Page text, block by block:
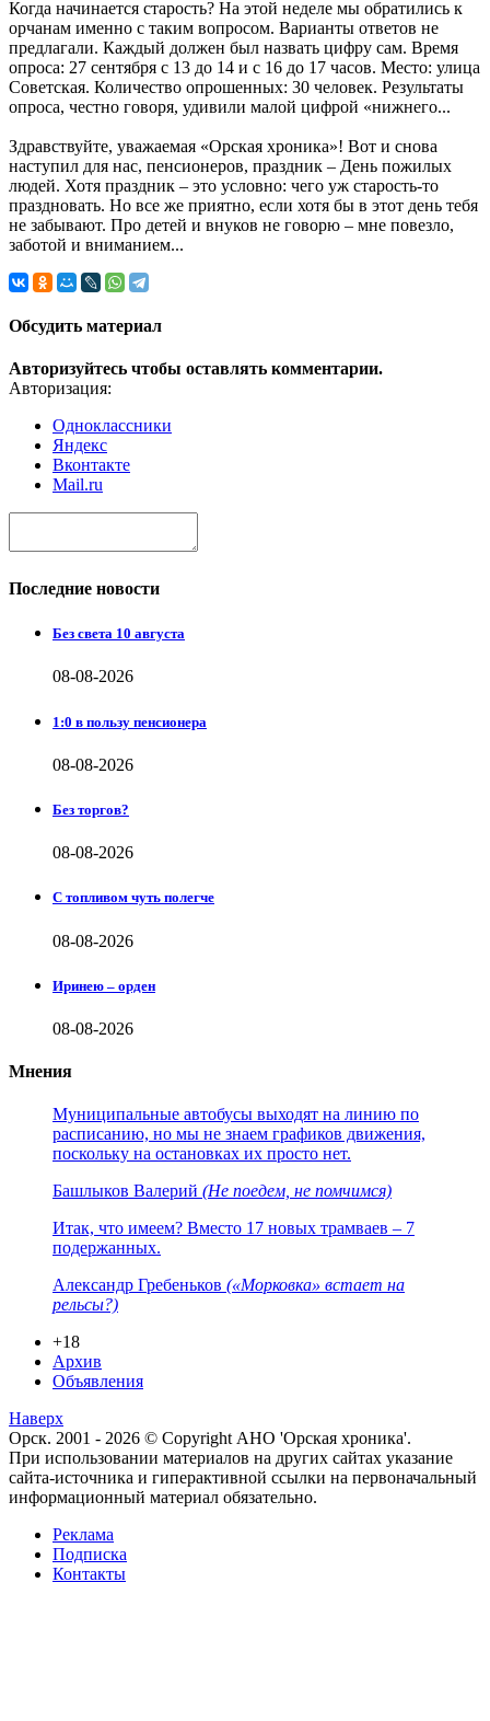
Когда начинается старость? На этой неделе мы обратились к
орчанам именно с таким вопросом. Варианты ответов не
предлагали. Каждый должен был назвать цифру сам. Время
опроса: 27 сентября с 13 до 14 и с 16 до 17 часов. Место: улица
Советская. Количество опрошенных: 30 человек. Результаты
опроса, честно говоря, удивили малой цифрой «нижнего...
Здравствуйте, уважаемая «Орская хроника»! Вот и снова
наступил для нас, пенсионеров, праздник – День пожилых
людей. Хотя праздник – это условно: чего уж старость-то
праздновать. Но все же приятно, если хотя бы в этот день тебя
не забывают. Про детей и внуков не говорю – мне повезло,
заботой и вниманием...
Обсудить материал
Авторизуйтесь чтобы оставлять комментарии.
Авторизация:
Одноклассники
Яндекс
Вконтакте
Mail.ru
Последние новости
Без света 10 августа
08-08-2026
1:0 в пользу пенсионера
08-08-2026
Без торгов?
08-08-2026
С топливом чуть полегче
08-08-2026
Иринею – орден
08-08-2026
Мнения
Муниципальные автобусы выходят на линию по
расписанию, но мы не знаем графиков движения,
поскольку на остановках их просто нет.
Башлыков Валерий (Не поедем, не помчимся)
Итак, что имеем? Вместо 17 новых трамваев – 7
подержанных.
Александр Гребеньков («Морковка» встает на
рельсы?)
+18
Архив
Объявления
Наверх
Орск. 2001 - 2026 © Copyright АНО 'Орская хроника'.
При использовании материалов на других сайтах указание
сайта-источника и гиперактивной ссылки на первоначальный
информационный материал обязательно.
Реклама
Подписка
Контакты